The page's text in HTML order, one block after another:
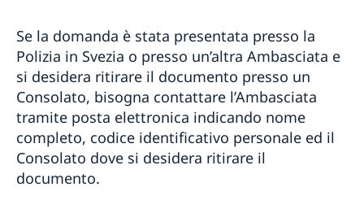
Se la domanda è stata presentata presso la
Polizia in Svezia o presso un’altra Ambasciata e
si desidera ritirare il documento presso un
Consolato, bisogna contattare l’Ambasciata
tramite posta elettronica indicando nome
completo, codice identificativo personale ed il
Consolato dove si desidera ritirare il
documento.